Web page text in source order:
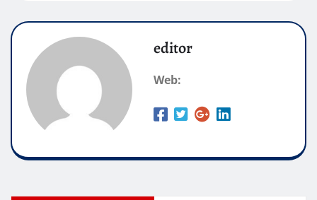
editor
Web: